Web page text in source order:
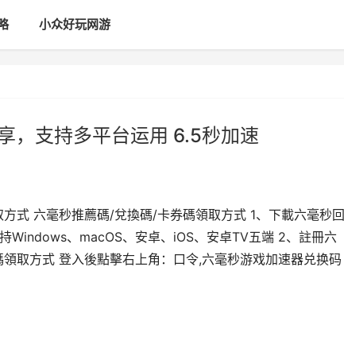
小众好玩网游
，支持多平台运用 6.5秒加速
式 六毫秒推薦碼/兌換碼/卡券碼領取方式 1、下載六毫秒回
Windows、macOS、安卓、iOS、安卓TV五端 2、註冊六
取方式 登入後點擊右上角：口令,六毫秒游戏加速器兑换码